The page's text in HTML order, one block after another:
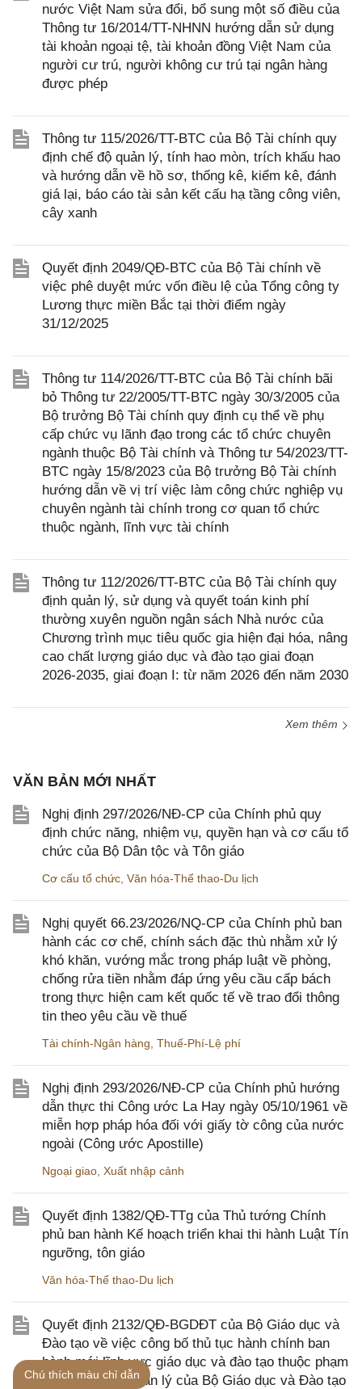
nước Việt Nam sửa đổi, bổ sung một số điều của
Thông tư 16/2014/TT-NHNN hướng dẫn sử dụng
tài khoản ngoại tệ, tài khoản đồng Việt Nam của
người cư trú, người không cư trú tại ngân hàng
được phép
Thông tư 115/2026/TT-BTC của Bộ Tài chính quy
định chế độ quản lý, tính hao mòn, trích khấu hao
và hướng dẫn về hồ sơ, thống kê, kiểm kê, đánh
giá lại, báo cáo tài sản kết cấu hạ tầng công viên,
cây xanh
Quyết định 2049/QĐ-BTC của Bộ Tài chính về
việc phê duyệt mức vốn điều lệ của Tổng công ty
Lương thực miền Bắc tại thời điểm ngày
31/12/2025
Thông tư 114/2026/TT-BTC của Bộ Tài chính bãi
bỏ Thông tư 22/2005/TT-BTC ngày 30/3/2005 của
Bộ trưởng Bộ Tài chính quy định cụ thể về phụ
cấp chức vụ lãnh đạo trong các tổ chức chuyên
ngành thuộc Bộ Tài chính và Thông tư 54/2023/TT-
BTC ngày 15/8/2023 của Bộ trưởng Bộ Tài chính
hướng dẫn về vị trí việc làm công chức nghiệp vụ
chuyên ngành tài chính trong cơ quan tổ chức
thuộc ngành, lĩnh vực tài chính
Thông tư 112/2026/TT-BTC của Bộ Tài chính quy
định quản lý, sử dụng và quyết toán kinh phí
thường xuyên nguồn ngân sách Nhà nước của
Chương trình mục tiêu quốc gia hiện đại hóa, nâng
cao chất lượng giáo dục và đào tạo giai đoạn
2026-2035, giai đoạn I: từ năm 2026 đến năm 2030
Xem thêm
VĂN BẢN MỚI NHẤT
Nghị định 297/2026/NĐ-CP của Chính phủ quy
định chức năng, nhiệm vụ, quyền hạn và cơ cấu tổ
chức của Bộ Dân tộc và Tôn giáo
Cơ cấu tổ chức, Văn hóa-Thể thao-Du lịch
Nghị quyết 66.23/2026/NQ-CP của Chính phủ ban
hành các cơ chế, chính sách đặc thù nhằm xử lý
khó khăn, vướng mắc trong pháp luật về phòng,
chống rửa tiền nhằm đáp ứng yêu cầu cấp bách
trong thực hiện cam kết quốc tế về trao đổi thông
tin theo yêu cầu về thuế
Tài chính-Ngân hàng, Thuế-Phí-Lệ phí
Nghị định 293/2026/NĐ-CP của Chính phủ hướng
dẫn thực thi Công ước La Hay ngày 05/10/1961 về
miễn hợp pháp hóa đối với giấy tờ công của nước
ngoài (Công ước Apostille)
Ngoại giao, Xuất nhập cảnh
Quyết định 1382/QĐ-TTg của Thủ tướng Chính
phủ ban hành Kế hoạch triển khai thi hành Luật Tín
ngưỡng, tôn giáo
Văn hóa-Thể thao-Du lịch
Quyết định 2132/QĐ-BGDĐT của Bộ Giáo dục và
Đào tạo về việc công bố thủ tục hành chính ban
hành mới lĩnh vực giáo dục và đào tạo thuộc phạm
vi, chức năng quản lý của Bộ Giáo dục và Đào tạo
Chú thích màu chỉ dẫn